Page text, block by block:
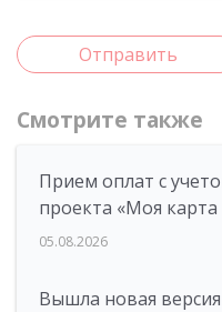
Отправить
Смотрите также
Прием оплат с
проекта «Моя
05.08.2026
Вышла новая